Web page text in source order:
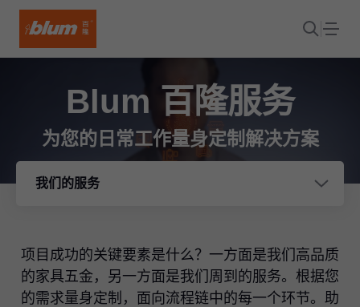
Blum 百隆服务
为您的日常工作量身定制解决方案
我们的服务
项目成功的关键要素是什么？一方面是我们高品质
的家具五金，另一方面是我们周到的服务。根据您
的需求量身定制，面向流程链中的每一个环节。助